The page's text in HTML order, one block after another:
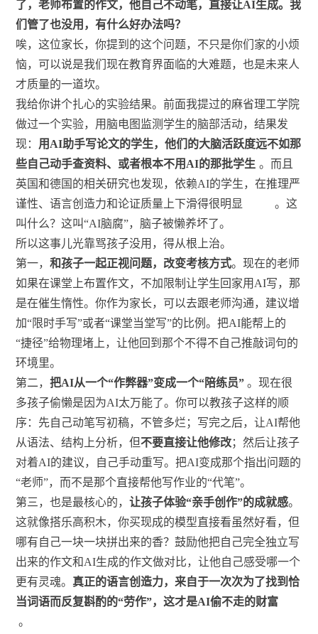
了，老师布置的作文，他自己不动笔，直接让AI生成。我
们管了也没用，有什么好办法吗？
唉，这位家长，你提到的这个问题，不只是你们家的小烦
恼，可以说是我们现在教育界面临的大难题，也是未来人
才质量的一道坎。
我给你讲个扎心的实验结果。前面我提过的麻省理工学院
做过一个实验，用脑电图监测学生的脑部活动，结果发
现： 用AI助手写论文的学生，他们的大脑活跃度远不如那
些自己动手查资料、或者根本不用AI的那批学生 。而且
英国和德国的相关研究也发现，依赖AI的学生，在推理严
谨性、语言创造力和论证质量上下滑得很明显
。这
叫什么？这叫“AI脑腐”，脑子被懒养坏了。
所以这事儿光靠骂孩子没用，得从根上治。
第一，和孩子一起正视问题，改变考核方式。现在的老师
如果在课堂上布置作文，不加限制让学生回家用AI写，那
是在催生惰性。你作为家长，可以去跟老师沟通，建议增
加“限时手写”或者“课堂当堂写”的比例。把AI能帮上的
“捷径”给物理堵上，让他回到那个不得不自己推敲词句的
环境里。
第二，把AI从一个“作弊器”变成一个“陪练员” 。现在很
多孩子偷懒是因为AI太万能了。你可以教孩子这样的顺
序：先自己动笔写初稿，不管多烂；写完之后，让AI帮他
从语法、结构上分析，但不要直接让他修改；然后让孩子
对着AI的建议，自己手动重写。把AI变成那个指出问题的
“老师”，而不是那个直接帮他写作业的“代笔”。
第三，也是最核心的，让孩子体验“亲手创作”的成就感。
这就像搭乐高积木，你买现成的模型直接看虽然好看，但
哪有自己一块一块拼出来的香？鼓励他把自己完全独立写
出来的作文和AI生成的作文做对比，让他自己感受哪一个
更有灵魂。 真正的语言创造力，来自于一次次为了找到恰
当词语而反复斟酌的“劳作”，这才是AI偷不走的财富
。